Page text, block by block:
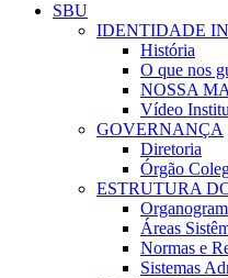
SBU
IDENTIDADE
História
O que nos
NOSSA
Vídeo
GOVERNANÇA
Diretoria
Órgão
ESTRUTURA
Áreas
Normas e
Sistemas